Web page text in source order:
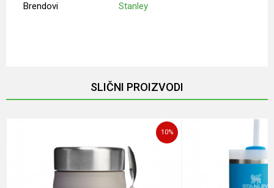
Brendovi Stanley
SLIČNI PROIZVODI
10%